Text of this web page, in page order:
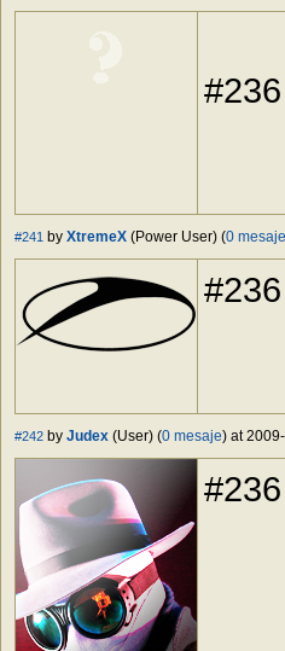
#241 by XtremeX (Power User) (0 mesaje
#242 by Judex (User) (0 mesaje) at